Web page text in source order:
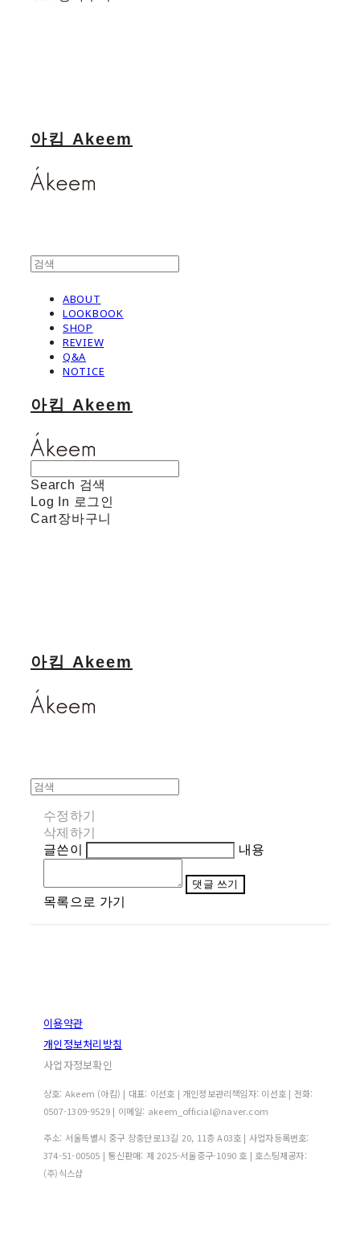
아킴 Akeem
ABOUT
LOOKBOOK
SHOP
REVIEW
Q&A
NOTICE
아킴 Akeem
Search 검색
Log In 로그인
Cart장바구니
아킴 Akeem
수정하기
삭제하기
글쓴이
내용
댓글 쓰기
목록으로 가기
이용약관
개인정보처리방침
사업자정보확인
상호: Akeem (아킴) | 대표: 이선호 | 개인정보관리책임자: 이선호 | 전화:
0507-1309-9529 | 이메일: akeem_official@naver.com
주소: 서울특별시 중구 장충단로13길 20, 11층 A03호 | 사업자등록번호:
374-51-00505 | 통신판매: 제 2025-서울중구-1090 호 | 호스팅제공자:
(주)식스샵